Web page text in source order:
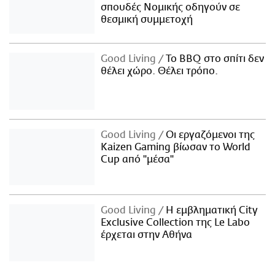
σπουδές Νομικής οδηγούν σε
θεσμική συμμετοχή
Good Living
Το BBQ στο σπίτι δεν
θέλει χώρο. Θέλει τρόπο.
Good Living
Οι εργαζόμενοι της
Kaizen Gaming βίωσαν το World
Cup από "μέσα"
Good Living
Η εμβληματική City
Exclusive Collection της Le Labo
έρχεται στην Αθήνα